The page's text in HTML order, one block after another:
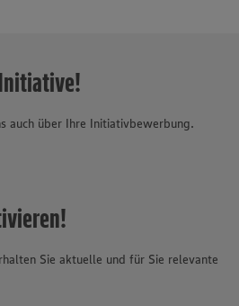
auch über Ihre Initiativbewerbung.
Sie aktuelle und für Sie relevante